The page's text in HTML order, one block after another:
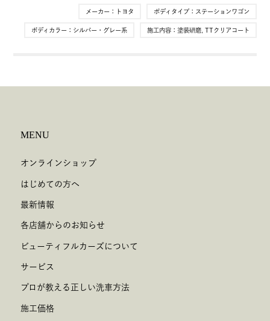
メーカー： トヨタ ボディタイプ： ステーションワゴン
ボディカラー： シルバー・グレー系 施工内容： 塗装研磨, TTクリアコート
MENU
オンラインショップ
はじめての方へ
最新情報
各店舗からのお知らせ
ビューティフルカーズについて
サービス
プロが教える正しい洗車方法
施工価格